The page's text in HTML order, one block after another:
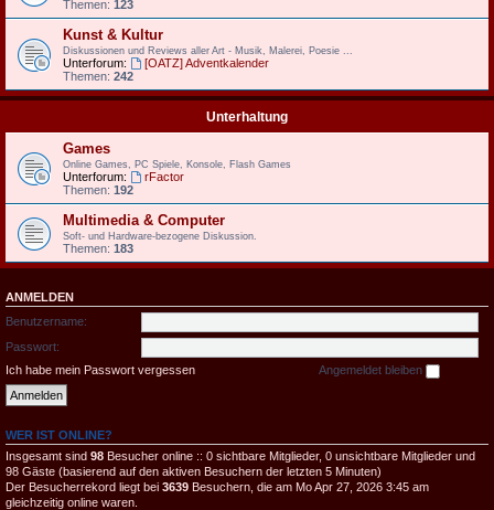
Themen: 123
Kunst & Kultur
Diskussionen und Reviews aller Art - Musik, Malerei, Poesie ...
Unterforum:
[OATZ] Adventkalender
Themen: 242
Unterhaltung
Games
Online Games, PC Spiele, Konsole, Flash Games
Unterforum:
rFactor
Themen: 192
Multimedia & Computer
Soft- und Hardware-bezogene Diskussion.
Themen: 183
ANMELDEN
Benutzername:
Passwort:
Ich habe mein Passwort vergessen
Angemeldet bleiben
WER IST ONLINE?
Insgesamt sind 98 Besucher online :: 0 sichtbare Mitglieder, 0 unsichtbare Mitglieder und
98 Gäste (basierend auf den aktiven Besuchern der letzten 5 Minuten)
Der Besucherrekord liegt bei 3639 Besuchern, die am Mo Apr 27, 2026 3:45 am
gleichzeitig online waren.